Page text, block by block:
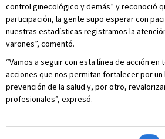
control ginecológico y demás” y reconoció
participación, la gente supo esperar con
nuestras estadísticas registramos la
varones”, comentó.
“Vamos a seguir con esta línea de acción
acciones que nos permitan fortalecer por un
prevención de la salud y, por otro,
profesionales”, expresó.